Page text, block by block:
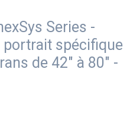
Series -
spécifique
de 42" à 80" -